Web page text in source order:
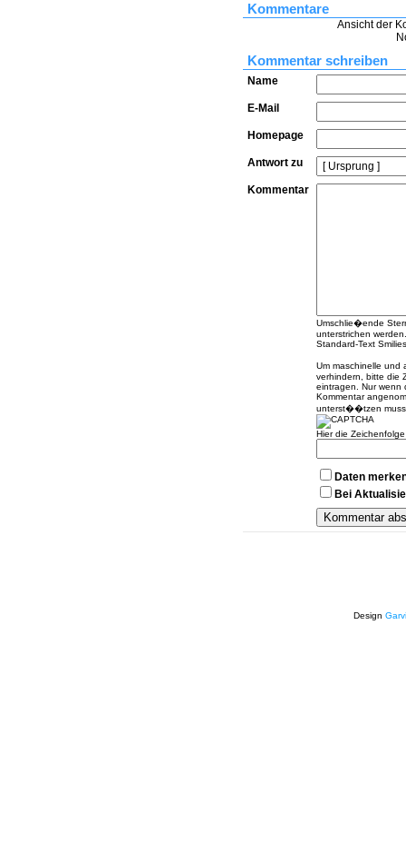
Kommentare
Ansicht der
Kommentar schreiben
Name
E-Mail
Homepage
Antwort zu
Kommentar
Umschlie�ende
unterstrichen werden.
Standard-Text
Um maschinelle
verhindern, bitte die
eintragen. Nur wenn
Kommentar
unterst��tzen muss
Hier die
Daten
Bei
Design